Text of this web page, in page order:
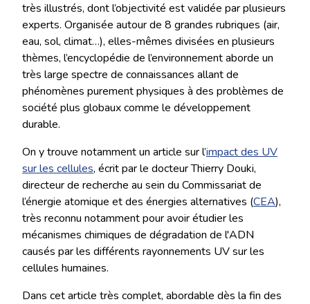
très illustrés, dont l’objectivité est validée par plusieurs
experts. Organisée autour de 8 grandes rubriques (air,
eau, sol, climat…), elles-mêmes divisées en plusieurs
thèmes, l’encyclopédie de l’environnement aborde un
très large spectre de connaissances allant de
phénomènes purement physiques à des problèmes de
société plus globaux comme le développement
durable.
On y trouve notamment un article sur l’impact des UV
sur les cellules, écrit par le docteur Thierry Douki,
directeur de recherche au sein du Commissariat de
l’énergie atomique et des énergies alternatives (CEA),
très reconnu notamment pour avoir étudier les
mécanismes chimiques de dégradation de l'ADN
causés par les différents rayonnements UV sur les
cellules humaines.
Dans cet article très complet, abordable dès la fin des